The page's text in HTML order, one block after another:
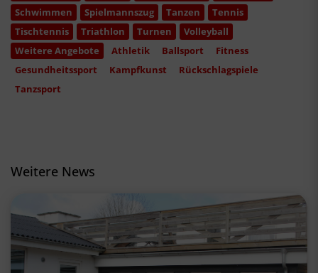
Schwimmen
Spielmannszug Tanzen
Tennis
Tischtennis
Triathlon Turnen
Volleyball
Weitere Angebote
Athletik Ballsport
Fitness
Gesundheitssport
Kampfkunst
Rückschlagspiele
Tanzsport
Weitere News